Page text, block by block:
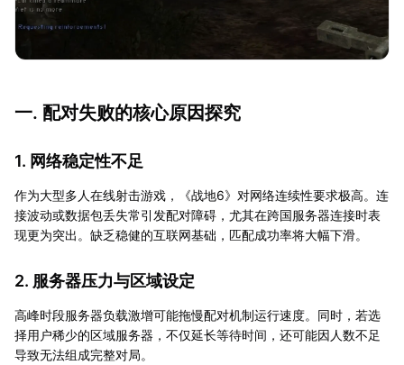
一. 配对失败的核心原因探究
1. 网络稳定性不足
作为大型多人在线射击游戏，《战地6》对网络连续性要求极高。连
接波动或数据包丢失常引发配对障碍，尤其在跨国服务器连接时表
现更为突出。缺乏稳健的互联网基础，匹配成功率将大幅下滑。
2. 服务器压力与区域设定
高峰时段服务器负载激增可能拖慢配对机制运行速度。同时，若选
择用户稀少的区域服务器，不仅延长等待时间，还可能因人数不足
导致无法组成完整对局。